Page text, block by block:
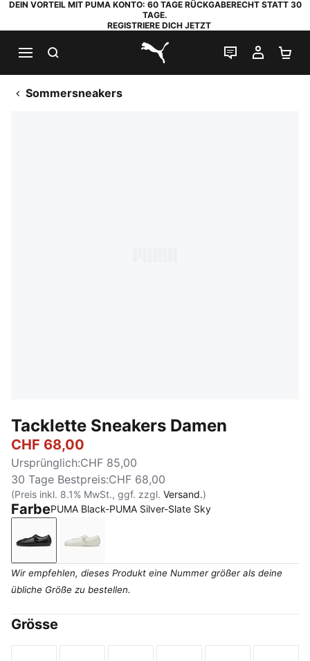
DEIN VORTEIL MIT PUMA KONTO: 60 TAGE RÜCKGABERECHT STATT 30
TAGE.
REGISTRIERE DICH JETZT
PUMA.com
LIVE-CHAT
MEIN
Sommersneakers
Tacklette Sneakers Damen
CHF 68,00
Ursprünglich:CHF 85,00
30 Tage Bestpreis:CHF 68,00
(Preis inkl. 8.1% MwSt., ggf. zzgl. Versand.)
FarbePUMA Black-PUMA Silver-Slate Sky
PUMA Black-PUMA Silver-Slate Sky
Warm White-PUMA Gold-Silver Fog
Wir empfehlen, dieses Produkt eine Nummer größer als deine
übliche Größe zu bestellen.
Grösse